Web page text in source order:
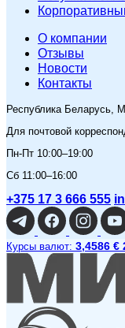
O компании
Отзывы
Новости
Контакты
Республика Беларусь,
Для почтовой
Пн-Пт 10:00–19:00
Сб 11:00–16:00
+375 17 3 666 555
Курсы валют: 3,4586 €